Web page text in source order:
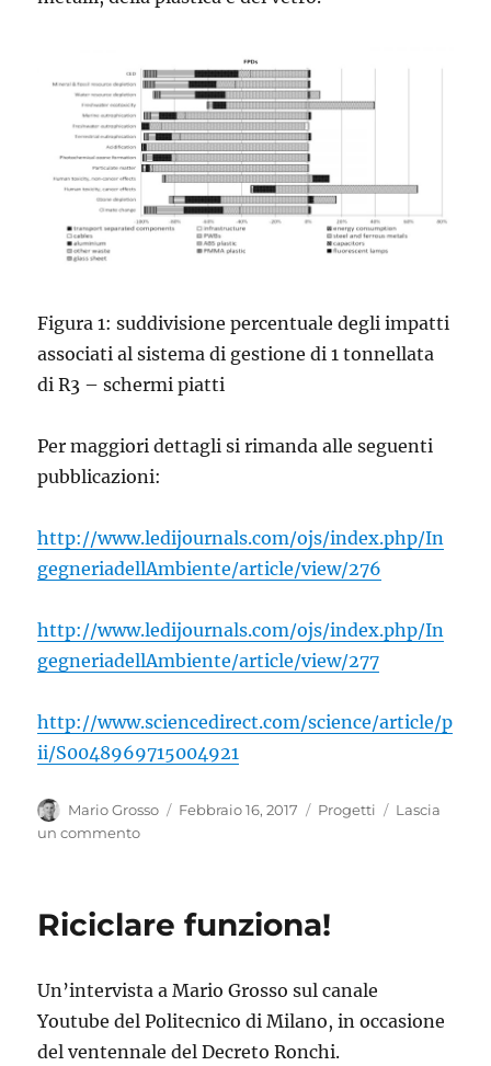
Figura 1: suddivisione percentuale degli impatti
associati al sistema di gestione di 1 tonnellata
di R3 – schermi piatti
Per maggiori dettagli si rimanda alle seguenti
pubblicazioni:
http://www.ledijournals.com/ojs/index.php/In
gegneriadellAmbiente/article/view/276
http://www.ledijournals.com/ojs/index.php/In
gegneriadellAmbiente/article/view/277
http://www.sciencedirect.com/science/article/p
ii/S0048969715004921
Autore
Mario Grosso
Pubblicato
Febbraio 16, 2017 Categorie
Progetti
Lascia
un commentosu
gestione
in
Regione
Riciclare funziona!
Un’intervista a Mario Grosso sul canale
Youtube del Politecnico di Milano, in occasione
del ventennale del Decreto Ronchi.